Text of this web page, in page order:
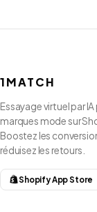
1MATCH
Essayage virtuel par IA
marques mode sur
Boostez les
réduisez les retours.
Shopify App Store